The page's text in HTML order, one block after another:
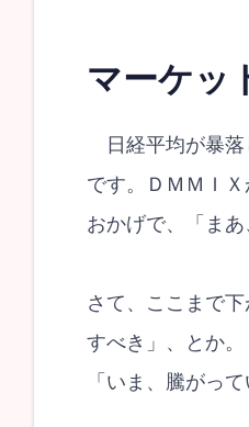
マーケッ
日経平均が暴落
です。ＤＭＭＩ
おかげで、「ま
さて、ここまで
すべき」、とか。
「いま、騰がっ